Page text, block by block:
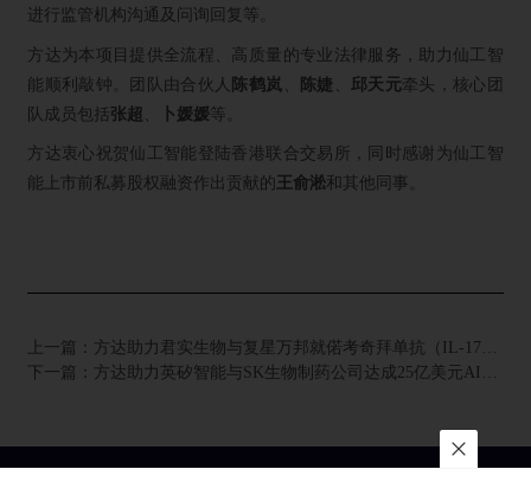
进行监管机构沟通及问询回复等。
方达为本项目提供全流程、高质量的专业法律服务，助力仙工智
能顺利敲钟。团队由合伙人 陈鹤岚 陈婕 邱天元牵头，核心团
队成员包括 张超 卜媛媛等。
方达衷心祝贺仙工智能登陆香港联合交易所，同时感谢为仙工智
能上市前私募股权融资作出贡献的王俞淞和其他同事。
上一篇：
下一篇：